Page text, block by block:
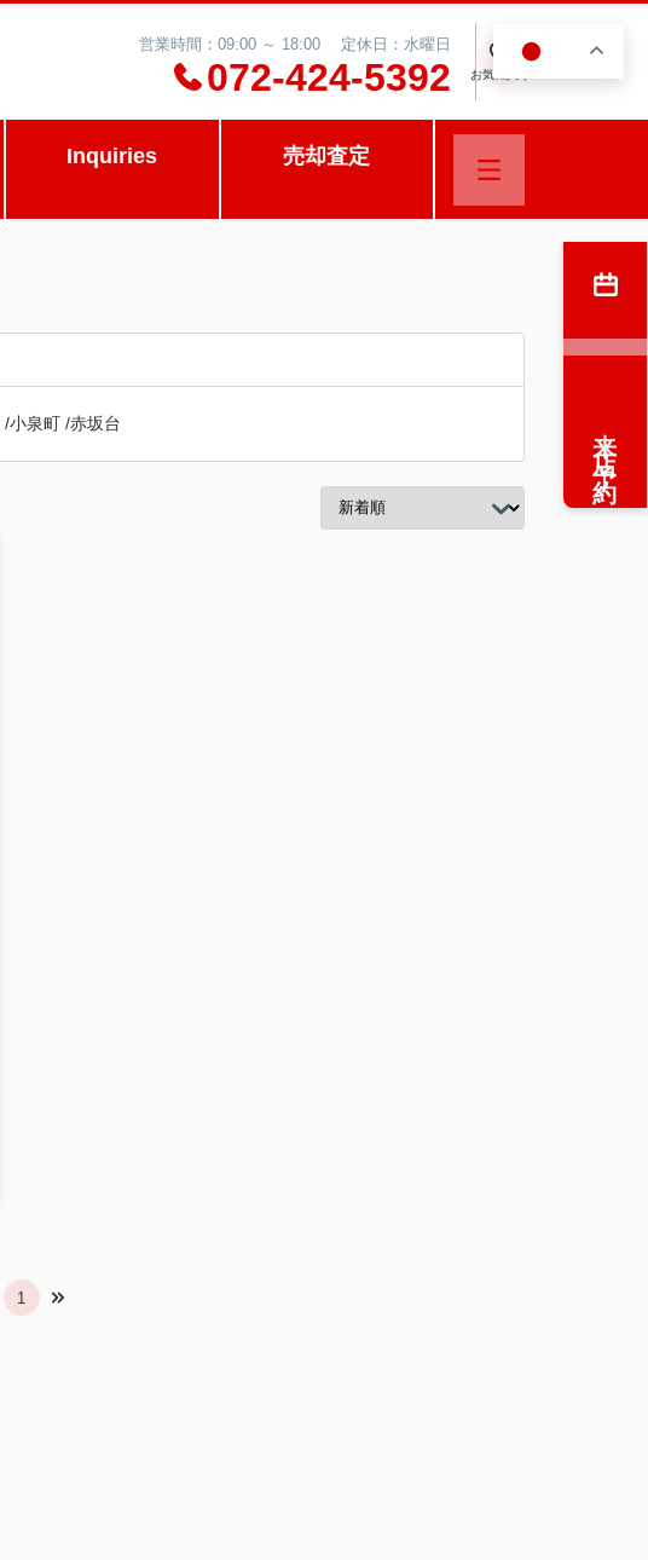
営業時間：09:00 ～ 18:00 定休日：水曜日
072-424-5392 お気に入り
Inquiries 売却査定
/小泉町 /赤坂台
1
来店予約